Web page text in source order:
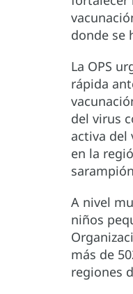
donde se
La OPS
rápida
del virus
activa del
en la
A nivel
niños
más de
regiones